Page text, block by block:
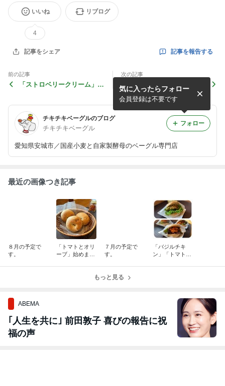
いいね
4
リブログ
記事をシェア 記事を報告する
前の記事
「ストロベリークリーム」と
次の記事
「クランベリーショコラ」始
めました。
チキチキベーグルのブログ
チキチキベーグル
愛知県安城市／国産小麦と自家製酵母のベーグル専門店
気に入ったらフォロー
会員登録は不要です
フォロー
最近の画像つき記事
８月の予定で
す。
「トマトとオリ
ーブ」始めまし
７月の予定で
す。
「バジルチキ
ン」「トマトチ
もっと見る
ABEMA
｢人生を共に｣ 前田敦子 喜びの報告に祝
福の声